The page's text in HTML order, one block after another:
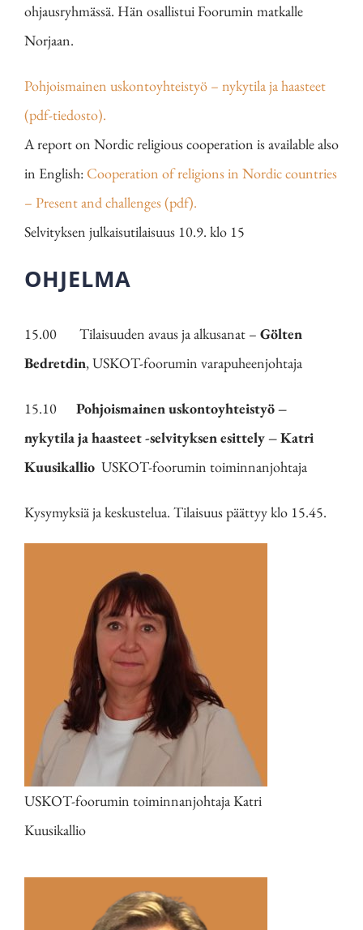
ohjausryhmässä. Hän osallistui Foorumin matkalle
Norjaan.
Pohjoismainen uskontoyhteistyö – nykytila ja haasteet
(pdf-tiedosto).
A report on Nordic religious cooperation is available also
in English:Cooperation of religions in Nordic countries
– Present and challenges (pdf).
Selvityksen julkaisutilaisuus 10.9. klo 15
OHJELMA
15.00 Tilaisuuden avaus ja alkusanat – Gölten
Bedretdin, USKOT-foorumin varapuheenjohtaja
15.10 Pohjoismainen uskontoyhteistyö –
nykytila ja haasteet -selvityksen esittely – Katri
Kuusikallio USKOT-foorumin toiminnanjohtaja
Kysymyksiä ja keskustelua. Tilaisuus päättyy klo 15.45.
USKOT-foorumin toiminnanjohtaja Katri
Kuusikallio